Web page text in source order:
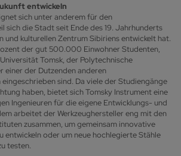
entwickeln
sich unter anderem für den
sich die Stadt seit Ende des 19. Jahrhunderts
und kulturellen Zentrum Sibiriens entwickelt hat.
der gut 500.000 Einwohner Studenten,
Tomsk, der Polytechnische
einer der Dutzenden anderen
sind. Da viele der Studiengänge
haben, bietet sich Tomsky Instrument eine
Ingenieuren für die eigene Entwicklungs- und
arbeitet der Werkzeughersteller eng mit den
zusammen, um gemeinsam innovative
entwickeln oder um neue hochlegierte Stähle
testen.